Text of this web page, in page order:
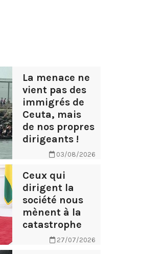
La menace ne
vient pas des
immigrés de
Ceuta, mais
de nos propres
dirigeants !
03/08/2026
Ceux qui
dirigent la
société nous
mènent à la
catastrophe
27/07/2026